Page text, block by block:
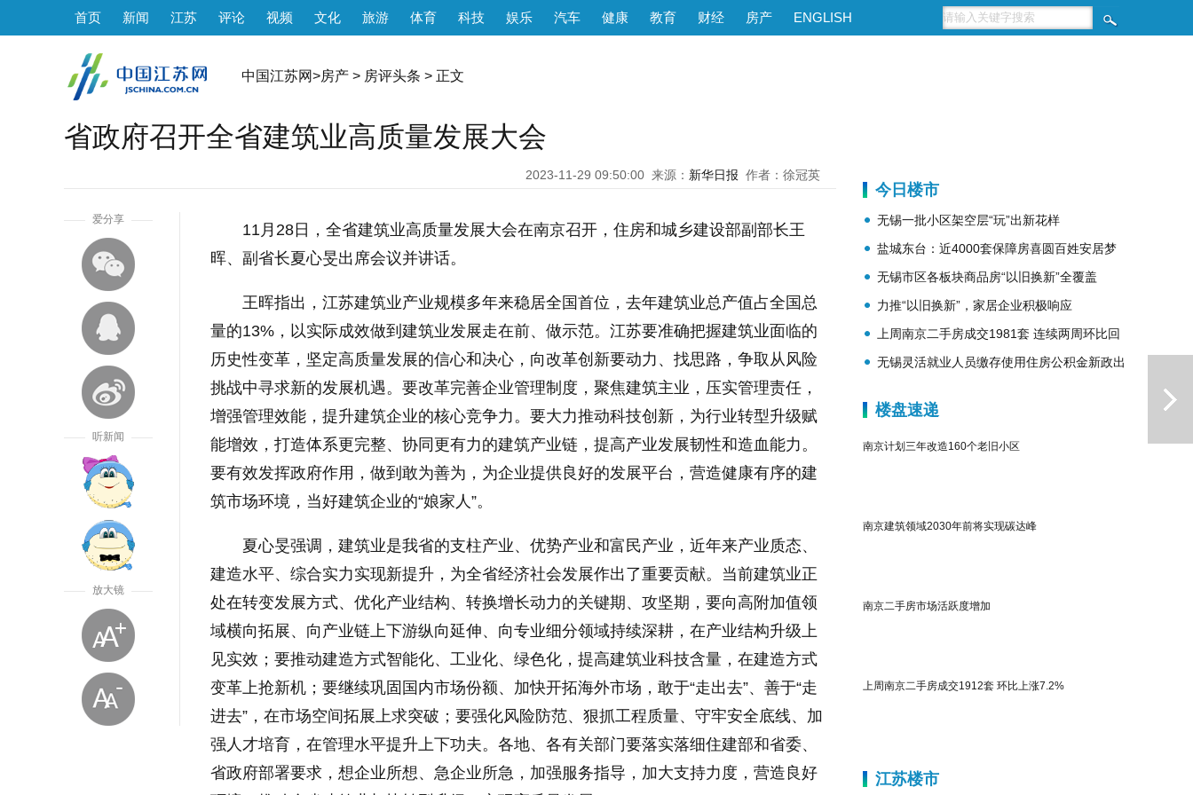
首页 新闻 江苏 评论 视频 文化 旅游 体育 科技 娱乐 汽车 健康 教育 财经 房产 ENGLISH
中国江苏网>房产 > 房评头条 > 正文
省政府召开全省建筑业高质量发展大会
2023-11-29 09:50:00 来源： 新华日报 作者：徐冠英
爱分享
听新闻
放大镜
11月28日，全省建筑业高质量发展大会在南京召开，住房和城乡建设部副部长王
晖、副省长夏心旻出席会议并讲话。
王晖指出，江苏建筑业产业规模多年来稳居全国首位，去年建筑业总产值占全国总
量的13%，以实际成效做到建筑业发展走在前、做示范。江苏要准确把握建筑业面临的
历史性变革，坚定高质量发展的信心和决心，向改革创新要动力、找思路，争取从风险
挑战中寻求新的发展机遇。要改革完善企业管理制度，聚焦建筑主业，压实管理责任，
增强管理效能，提升建筑企业的核心竞争力。要大力推动科技创新，为行业转型升级赋
能增效，打造体系更完整、协同更有力的建筑产业链，提高产业发展韧性和造血能力。
要有效发挥政府作用，做到敢为善为，为企业提供良好的发展平台，营造健康有序的建
筑市场环境，当好建筑企业的“娘家人”。
夏心旻强调，建筑业是我省的支柱产业、优势产业和富民产业，近年来产业质态、
建造水平、综合实力实现新提升，为全省经济社会发展作出了重要贡献。当前建筑业正
处在转变发展方式、优化产业结构、转换增长动力的关键期、攻坚期，要向高附加值领
域横向拓展、向产业链上下游纵向延伸、向专业细分领域持续深耕，在产业结构升级上
见实效；要推动建造方式智能化、工业化、绿色化，提高建筑业科技含量，在建造方式
变革上抢新机；要继续巩固国内市场份额、加快开拓海外市场，敢于“走出去”、善于“走
进去”，在市场空间拓展上求突破；要强化风险防范、狠抓工程质量、守牢安全底线、加
强人才培育，在管理水平提升上下功夫。各地、各有关部门要落实落细住建部和省委、
省政府部署要求，想企业所想、急企业所急，加强服务指导，加大支持力度，营造良好
今日楼市
无锡一批小区架空层“玩”出新花样
盐城东台：近4000套保障房喜圆百姓安居梦
无锡市区各板块商品房“以旧换新”全覆盖
力推“以旧换新”，家居企业积极响应
上周南京二手房成交1981套 连续两周环比回
升
无锡灵活就业人员缴存使用住房公积金新政出
楼盘速递
南京计划三年改造160个老旧小区
南京建筑领域2030年前将实现碳达峰
南京二手房市场活跃度增加
上周南京二手房成交1912套 环比上涨7.2%
江苏楼市